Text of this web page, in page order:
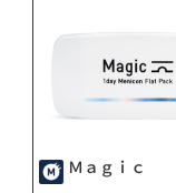
Ｍａｇｉｃ